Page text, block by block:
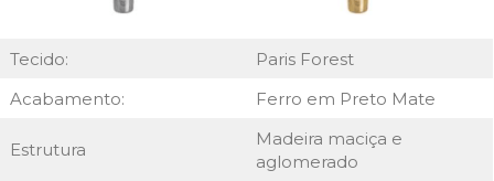
Tecido:
Paris Forest
Acabamento:
Ferro em Preto Mate
Estrutura
Madeira maciça e
aglomerado